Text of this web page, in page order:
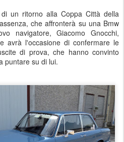
un ritorno alla Coppa Città della
che affronterà su una Bmw
navigatore, Giacomo Gnocchi,
avrà l'occasione di confermare le
di prova, che hanno convinto
puntare su di lui.